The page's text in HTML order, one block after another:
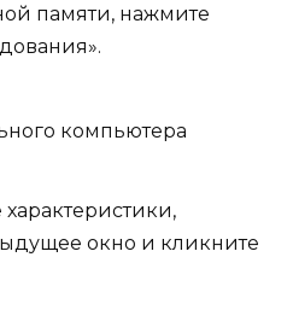
памяти, нажмите
окно и кликните